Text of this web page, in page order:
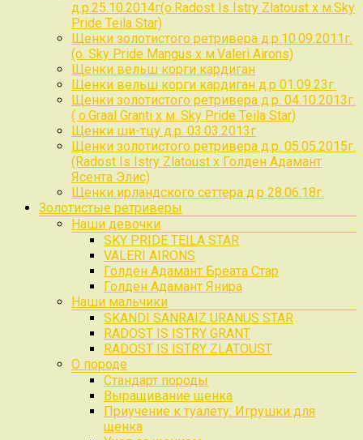
д.р.25.10.2014г(о.Radost Is Istry Zlatoust x м.Sky
Pride Teila Star)
Щенки золотистого ретривера д.р.10.09.2011г.
(о. Sky Pride Mangus x м.Valeri Airons)
Щенки вельш корги кардиган
Щенки вельш корги кардиган д.р 01.09.23г.
Щенки золотистого ретривера д.р. 04.10.2013г.
( о.Graal Granti x м. Sky Pride Teila Star)
Щенки ши-тцу д.р. 03.03.2013г
Щенки золотистого ретривера д.р. 05.05.2015г.
(Radost Is Istry Zlatoust x Голден Адамант
Ясента Элис)
Щенки ирландского сеттера д.р 28.06.18г.
Золотистые ретриверы
Наши девочки
SKY PRIDE TEILA STAR
VALERI AIRONS
Голден Адамант Бреата Стар
Голден Адамант Янира
Наши мальчики
SKANDI SANRAIZ URANUS STAR
RADOST IS ISTRY GRANT
RADOST IS ISTRY ZLATOUST
О породе
Стандарт породы
Выращивание щенка
Приучение к туалету. Игрушки для
щенка